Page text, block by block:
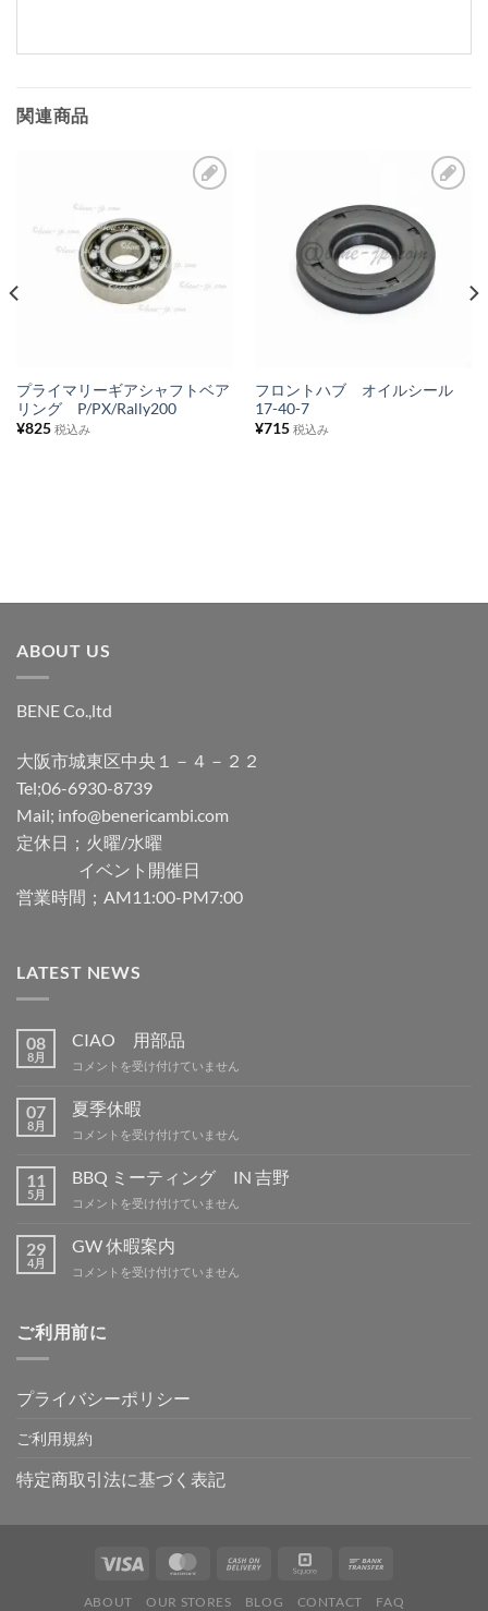
関連商品
に
ス
プライマリーギアシャフトベア
リング P/PX/Rally200
¥825 税込み
気
に
入
フロントハブ オイルシール
17-40-7
¥715 税込み
ABOUT US
BENE Co.,ltd
大阪市城東区中央１－４－２２
Tel;06-6930-8739
Mail; info@benericambi.com
定休日；火曜/水曜
イベント開催日
営業時間；AM11:00-PM7:00
LATEST NEWS
08
8月
CIAO 用部品
CIAO
部
品
は
コメントを受け付けていません
07
8月
夏季休暇
夏
休
暇
は
コメントを受け付けていません
11
5月
BBQ ミーティング IN 吉野
BBQ
ー
テ
ィ
IN
コメントを受け付けていません
29
4月
GW 休暇案内
GW
案
内
コメントを受け付けていません
ご利用前に
プライバシーポリシー
ご利用規約
特定商取引法に基づく表記
ABOUT OUR STORES BLOG CONTACT FAQ